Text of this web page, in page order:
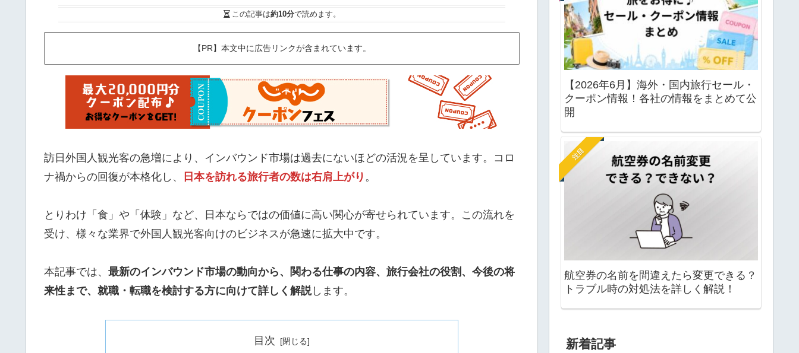
この記事は約10分で読めます。
【PR】本文中に広告リンクが含まれています。
訪日外国人観光客の急増により、インバウンド市場は過去にないほどの活況を呈しています。コロ
ナ禍からの回復が本格化し、
日本を訪れる旅行者の数は右肩上がり 。
とりわけ「食」や「体験」など、日本ならではの価値に高い関心が寄せられています。この流れを
受け、様々な業界で外国人観光客向けのビジネスが急速に拡大中です。
本記事では、 最新のインバウンド市場の動向から、関わる仕事の内容、旅行会社の役割、今後の将
来性まで、就職・転職を検討する方に向けて詳しく解説します。
目次
【2026年6月】海外・国内旅行セール・
クーポン情報！各社の情報をまとめて公
開
注目
航空券の名前を間違えたら変更できる？
トラブル時の対処法を詳しく解説！
新着記事